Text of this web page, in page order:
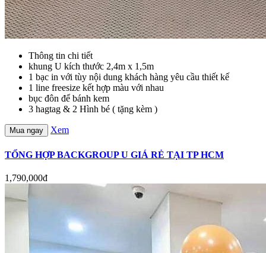
Thông tin chi tiết
khung U kích thước 2,4m x 1,5m
1 bạc in với tùy nội dung khách hàng yêu cầu thiết kế
1 line freesize kết hợp màu với nhau
bục đôn để bánh kem
3 hagtag & 2 Hình bé ( tặng kèm )
Mua ngay Xem
TỔNG HỢP BACKGROUP U GIÁ RẺ TẠI TP HCM
1,790,000đ